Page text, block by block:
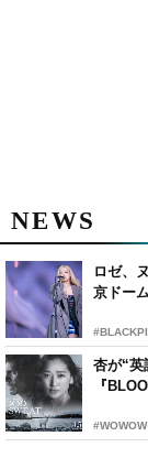
NEWS
ロゼ、
京ドー
杏が“
『
#WOWOW